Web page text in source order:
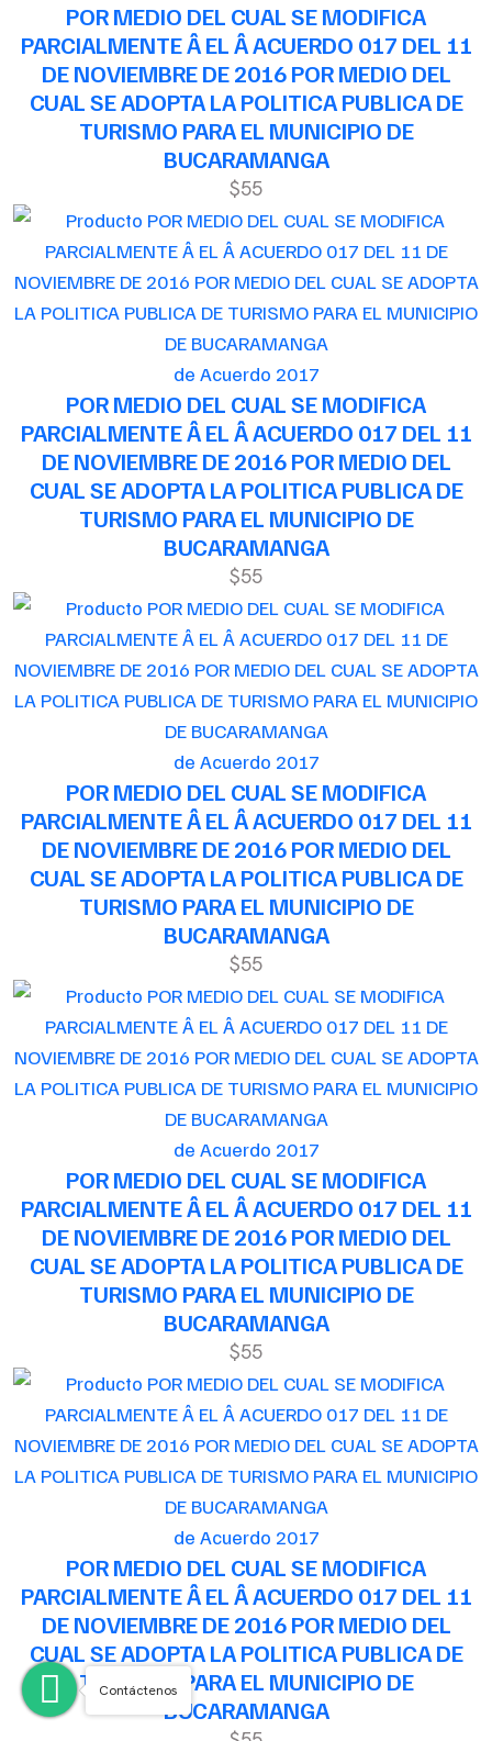
POR MEDIO DEL CUAL SE MODIFICA
PARCIALMENTE Â EL Â ACUERDO 017 DEL 11
DE NOVIEMBRE DE 2016 POR MEDIO DEL
CUAL SE ADOPTA LA POLITICA PUBLICA DE
TURISMO PARA EL MUNICIPIO DE
BUCARAMANGA
$55
de Acuerdo 2017
POR MEDIO DEL CUAL SE MODIFICA
PARCIALMENTE Â EL Â ACUERDO 017 DEL 11
DE NOVIEMBRE DE 2016 POR MEDIO DEL
CUAL SE ADOPTA LA POLITICA PUBLICA DE
TURISMO PARA EL MUNICIPIO DE
BUCARAMANGA
$55
de Acuerdo 2017
POR MEDIO DEL CUAL SE MODIFICA
PARCIALMENTE Â EL Â ACUERDO 017 DEL 11
DE NOVIEMBRE DE 2016 POR MEDIO DEL
CUAL SE ADOPTA LA POLITICA PUBLICA DE
TURISMO PARA EL MUNICIPIO DE
BUCARAMANGA
$55
de Acuerdo 2017
POR MEDIO DEL CUAL SE MODIFICA
PARCIALMENTE Â EL Â ACUERDO 017 DEL 11
DE NOVIEMBRE DE 2016 POR MEDIO DEL
CUAL SE ADOPTA LA POLITICA PUBLICA DE
TURISMO PARA EL MUNICIPIO DE
BUCARAMANGA
$55
de Acuerdo 2017
POR MEDIO DEL CUAL SE MODIFICA
PARCIALMENTE Â EL Â ACUERDO 017 DEL 11
DE NOVIEMBRE DE 2016 POR MEDIO DEL
CUAL SE ADOPTA LA POLITICA PUBLICA DE
TURISMO PARA EL MUNICIPIO DE
BUCARAMANGA
Contáctenos